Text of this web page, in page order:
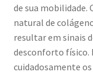
de sua mobilidade.
natural de
resultar em sinais
desconforto físico.
cuidadosamente